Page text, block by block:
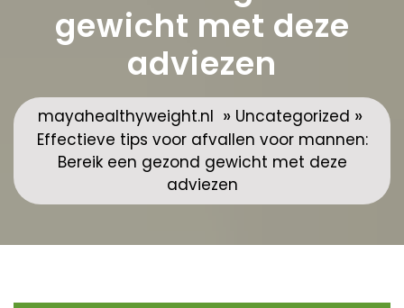
gewicht met deze
adviezen
mayahealthyweight.nl » Uncategorized »
Effectieve tips voor afvallen voor mannen:
Bereik een gezond gewicht met deze
adviezen